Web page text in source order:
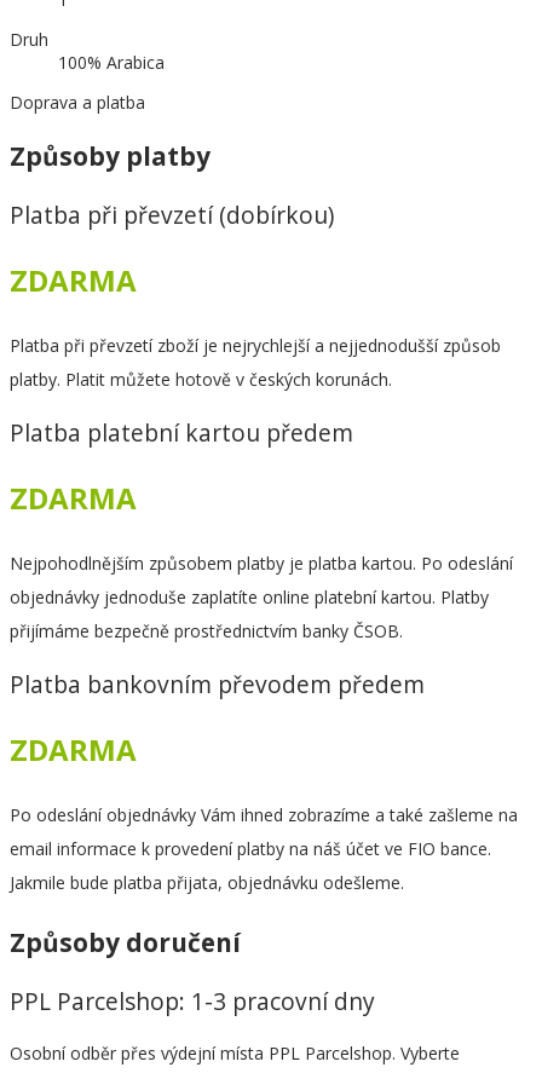
Druh
100% Arabica
Doprava a platba
Způsoby platby
Platba při převzetí (dobírkou)
ZDARMA
Platba při převzetí zboží je nejrychlejší a nejjednodušší způsob
platby. Platit můžete hotově v českých korunách.
Platba platební kartou předem
ZDARMA
Nejpohodlnějším způsobem platby je platba kartou. Po odeslání
objednávky jednoduše zaplatíte online platební kartou. Platby
přijímáme bezpečně prostřednictvím banky ČSOB.
Platba bankovním převodem předem
ZDARMA
Po odeslání objednávky Vám ihned zobrazíme a také zašleme na
email informace k provedení platby na náš účet ve FIO bance.
Jakmile bude platba přijata, objednávku odešleme.
Způsoby doručení
PPL Parcelshop: 1-3 pracovní dny
Osobní odběr přes výdejní místa PPL Parcelshop. Vyberte